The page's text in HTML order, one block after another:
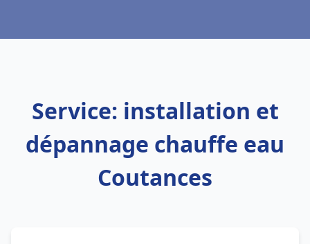
Service: installation et
dépannage chauffe eau
Coutances